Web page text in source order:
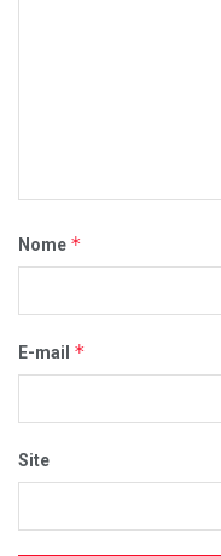
Nome *
E-mail *
Site